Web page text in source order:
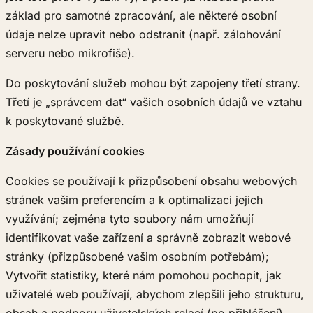
základ pro samotné zpracování, ale některé osobní
údaje nelze upravit nebo odstranit (např. zálohování
serveru nebo mikrofiše).
Do poskytování služeb mohou být zapojeny třetí strany.
Třetí je „správcem dat“ vašich osobních údajů ve vztahu
k poskytované službě.
Zásady používání cookies
Cookies se používají k přizpůsobení obsahu webových
stránek vašim preferencím a k optimalizaci jejich
využívání; zejména tyto soubory nám umožňují
identifikovat vaše zařízení a správně zobrazit webové
stránky (přizpůsobené vašim osobním potřebám);
Vytvořit statistiky, které nám pomohou pochopit, jak
uživatelé web používají, abychom zlepšili jeho strukturu,